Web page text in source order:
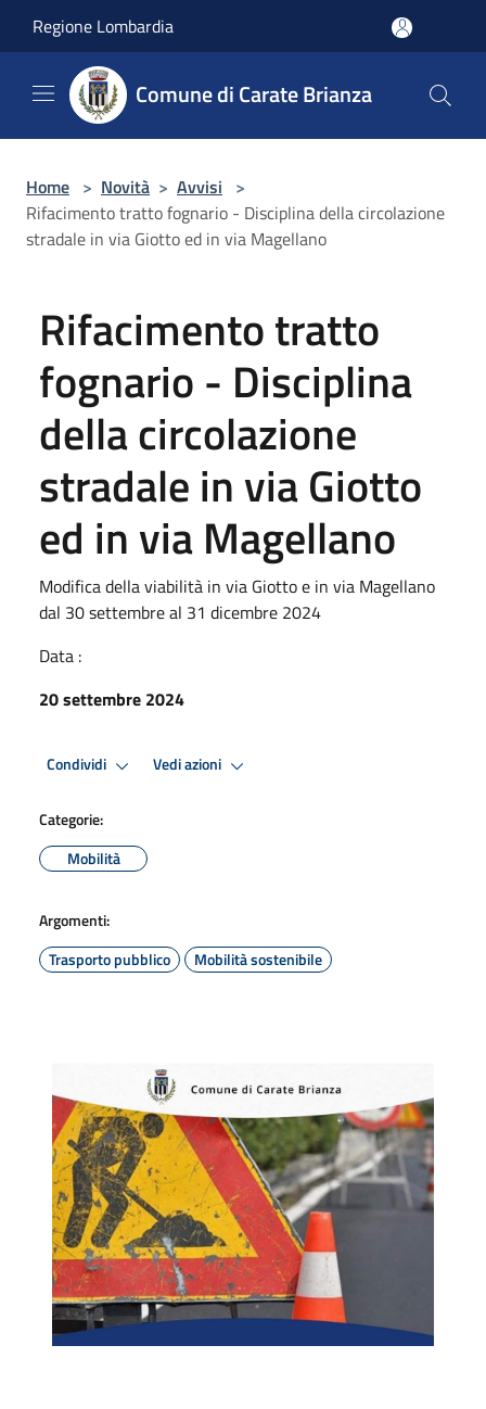
Regione Lombardia
Comune di Carate Brianza
Home > Novità > Avvisi >
Rifacimento tratto fognario - Disciplina della circolazione
stradale in via Giotto ed in via Magellano
Rifacimento tratto
fognario - Disciplina
della circolazione
stradale in via Giotto
ed in via Magellano
Modifica della viabilità in via Giotto e in via Magellano
dal 30 settembre al 31 dicembre 2024
Data :
20 settembre 2024
Condividi Vedi azioni
Categorie:
Mobilità
Argomenti:
Trasporto pubblico
Mobilità sostenibile